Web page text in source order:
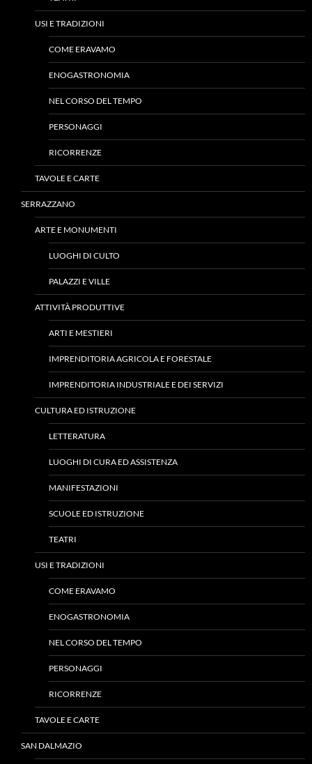
USI E TRADIZIONI
COME ERAVAMO
ENOGASTRONOMIA
NEL CORSO DEL TEMPO
PERSONAGGI
RICORRENZE
TAVOLE E CARTE
SERRAZZANO
ARTE E MONUMENTI
LUOGHI DI CULTO
PALAZZI E VILLE
ATTIVITÀ PRODUTTIVE
ARTI E MESTIERI
IMPRENDITORIA AGRICOLA E FORESTALE
IMPRENDITORIA INDUSTRIALE E DEI SERVIZI
CULTURA ED ISTRUZIONE
LETTERATURA
LUOGHI DI CURA ED ASSISTENZA
MANIFESTAZIONI
SCUOLE ED ISTRUZIONE
TEATRI
USI E TRADIZIONI
COME ERAVAMO
ENOGASTRONOMIA
NEL CORSO DEL TEMPO
PERSONAGGI
RICORRENZE
TAVOLE E CARTE
SAN DALMAZIO